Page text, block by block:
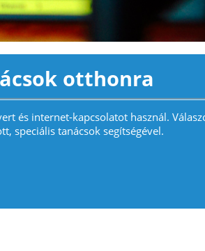
otthonra
és internet-kapcsolatot használ.
speciális tanácsok segítségével.